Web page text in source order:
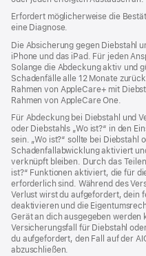
Fenster)
Erfordert möglicherweise die
eine Diagnose.
Die Absicherung gegen Diebstahl
iPhone und das iPad. Für jeden
Solange die Abdeckung aktiv und
Schadenfälle alle 12 Monate
Rahmen von AppleCare+ mit
Rahmen von AppleCare One.
Für Abdeckung bei Diebstahl und
oder Dieb­stahls „Wo ist?“ in den
sein. „Wo ist?“ sollte bei Diebstahl
Schadenfallabwicklung aktiviert
verknüpft bleiben. Durch das
ist?“ Funktionen aktiviert, die für
erforderlich sind. Während des
Verlust wirst du aufgefordert, dein
deaktivieren und die
Gerät an dich ausgegeben werden
Versicherungsfall für Diebstahl
du aufgefordert, den Fall auf der
abzuschließen.